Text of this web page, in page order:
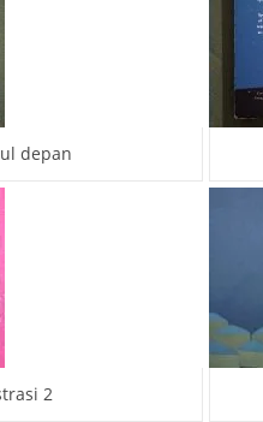
depan
2